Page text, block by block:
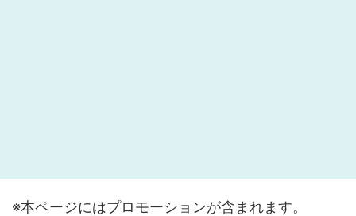
※本ページにはプロモーションが含まれます。